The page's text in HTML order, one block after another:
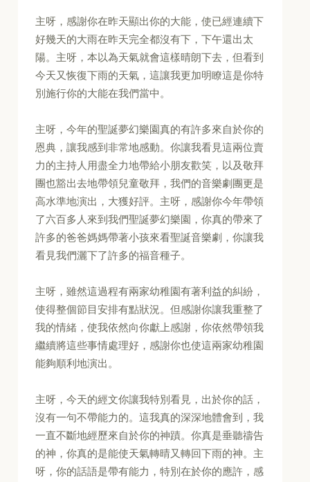
主呀，感謝你在昨天顯出你的大能，使已經連續下
好幾天的大雨在昨天完全都沒有下，下午還出太
陽。主呀，本以為天氣就會這樣晴朗下去，但看到
今天又恢復下雨的天氣，這讓我更加明瞭這是你特
別施行你的大能在我們當中。
主呀，今年的聖誕夢幻樂園真的有許多來自於你的
恩典，讓我感到非常地感動。你讓我看見這兩位賣
力的主持人用盡全力地帶給小朋友歡笑，以及敬拜
團也豁出去地帶領兒童敬拜，我們的音樂劇團更是
高水準地演出，大獲好評。主呀，感謝你今年帶領
了六百多人來到我們聖誕夢幻樂園，你真的帶來了
許多的爸爸媽媽帶著小孩來看聖誕音樂劇，你讓我
看見我們灑下了許多的福音種子。
主呀，雖然這過程有兩家幼稚園有著利益的糾紛，
使得整個節目安排有點狀況。但感謝你讓我重整了
我的情緒，使我依然向你獻上感謝，你依然帶領我
繼續將這些事情處理好，感謝你也使這兩家幼稚園
能夠順利地演出。
主呀，今天的經文你讓我特別看見，出於你的話，
沒有一句不帶能力的。這我真的深深地體會到，我
一直不斷地經歷來自於你的神蹟。你真是垂聽禱告
的神，你真的是能使天氣轉晴又轉回下雨的神。主
呀，你的話語是帶有能力，特別在於你的應許，感